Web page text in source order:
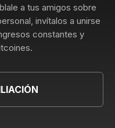
a tus amigos sobre
invítalos a unirse
constantes y